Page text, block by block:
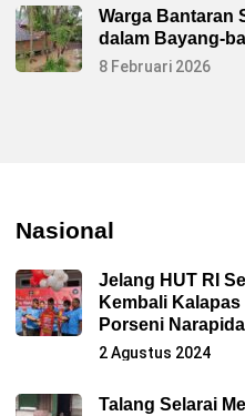
Warga Bantaran
dalam Bayang-
8 Februari 2026
Nasional
Jelang HUT RI
Kembali
Porseni
2 Agustus 2024
Talang Selarai